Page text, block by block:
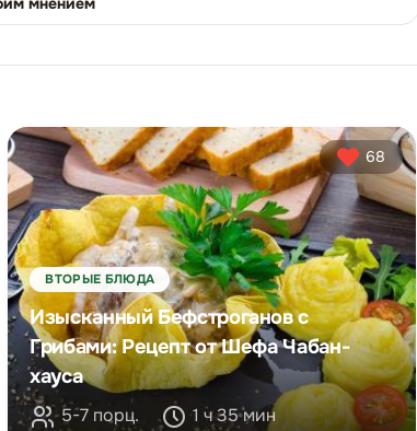
68
ВТОРЫЕ БЛЮДА
Изысканный Бефстроганов с
Грибами: Рецепт от Шефа Чабан-
хауса
5-7 порц. 1 ч 35 мин